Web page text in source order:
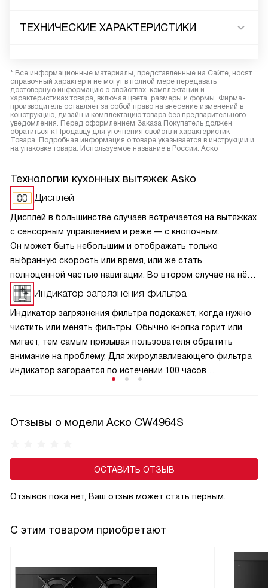
ТЕХНИЧЕСКИЕ ХАРАКТЕРИСТИКИ
* Все информационные материалы, представленные на Сайте, носят
справочный характер и не могут в полной мере передавать
достоверную информацию о свойствах, комплектации и
характеристиках товара, включая цвета, размеры и формы. Фирма-
производитель оставляет за собой право на внесение изменений в
конструкцию, дизайн и комплектацию товара без предварительного
уведомления. Перед оформлением Заказа Покупатель должен
обратиться к Продавцу для уточнения свойств и характеристик
Товара. Подробная информация о товаре указывается в инструкции и
на упаковке товара. Используемое название в России: Аско
Технологии кухонных вытяжек Asko
Дисплей
Дисплей в большинстве случаев встречается на вытяжках
с сенсорным управлением и реже — с кнопочным.
Он может быть небольшим и отображать только
выбранную скорость или время, или же стать
полноценной частью навигации. Во втором случае на нём
также располагаются клавиши управления и различные
индикации, например, о загрязнении фильтра.
Индикатор загрязнения фильтра
Индикатор загрязнения фильтра подскажет, когда нужно
чистить или менять фильтры. Обычно кнопка горит или
мигает, тем самым призывая пользователя обратить
внимание на проблему. Для жироулавливающего фильтра
индикатор загорается по истечении 100 часов
на новый.
Отзывы о модели Аско CW4964S
ОСТАВИТЬ ОТЗЫВ
Отзывов пока нет, Ваш отзыв может стать первым.
С этим товаром приобретают